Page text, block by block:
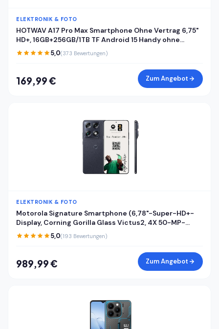
ELEKTRONIK & FOTO
HOTWAV A17 Pro Max Smartphone Ohne Vertrag 6,75"
HD+, 16GB+256GB/1TB TF Android 15 Handy ohne
vertrag, 5160mAh Akku Quick-Charge, Dual SIM 4G
Handys,Fingerabdruck/Face ID/Gemini AI/GPS/OTG
5,0(373 Bewertungen)
169,99 € Zum Angebot
ELEKTRONIK & FOTO
Motorola Signature Smartphone (6,78"-Super-HD+-
Display, Corning Gorilla Glass Victus2, 4X 50-MP-
Kameras, 16/512GB, 5100mAh, 90W-TurboPower + 50W
kabelloses Aufladen) Pantone Carbon, inkl. Cover
5,0(193 Bewertungen)
989,99 € Zum Angebot